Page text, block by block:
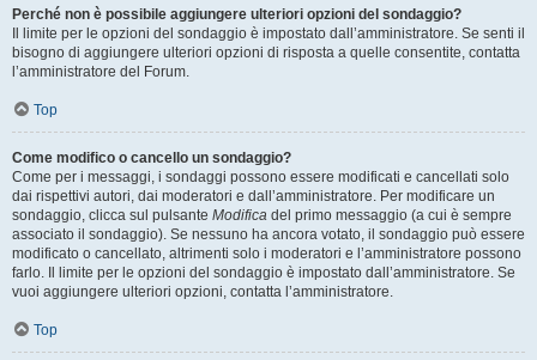
Perché non è possibile aggiungere ulteriori opzioni del sondaggio?
Il limite per le opzioni del sondaggio è impostato dall’amministratore. Se senti il
bisogno di aggiungere ulteriori opzioni di risposta a quelle consentite, contatta
l’amministratore del Forum.
Top
Come modifico o cancello un sondaggio?
Come per i messaggi, i sondaggi possono essere modificati e cancellati solo
dai rispettivi autori, dai moderatori e dall’amministratore. Per modificare un
sondaggio, clicca sul pulsante Modifica del primo messaggio (a cui è sempre
associato il sondaggio). Se nessuno ha ancora votato, il sondaggio può essere
modificato o cancellato, altrimenti solo i moderatori e l’amministratore possono
farlo. Il limite per le opzioni del sondaggio è impostato dall’amministratore. Se
vuoi aggiungere ulteriori opzioni, contatta l’amministratore.
Top